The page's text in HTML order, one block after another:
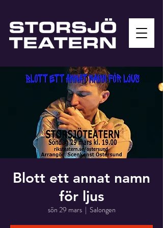
Blott ett annat namn
för ljus
sön 29 mars
  |
Salongen